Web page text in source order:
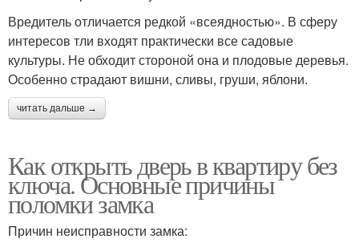
Вредитель отличается редкой «всеядностью». В сферу
интересов тли входят практически все садовые
культуры. Не обходит стороной она и плодовые деревья.
Особенно страдают вишни, сливы, груши, яблони.
читать дальше →
Как открыть дверь в квартиру без
ключа. Основные причины
поломки замка
Причин неисправности замка: